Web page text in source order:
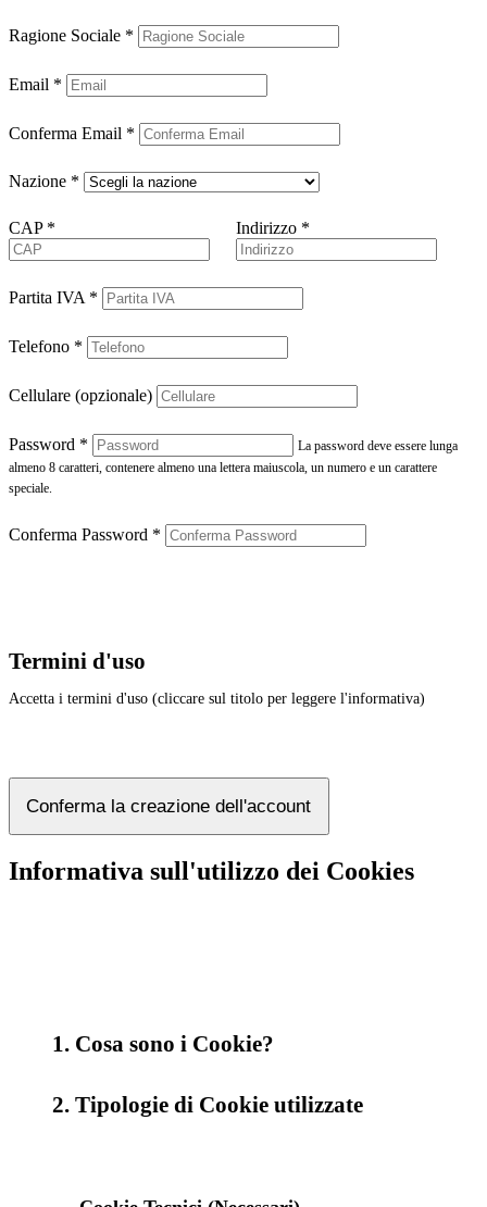
Ragione Sociale *
Email *
Conferma Email *
Nazione *
CAP * Indirizzo *
Partita IVA *
Telefono *
Cellulare (opzionale)
Password *
La password deve essere lunga
almeno 8 caratteri, contenere almeno una lettera maiuscola, un numero e un carattere
speciale.
Conferma Password *
Termini d'uso
Accetta i termini d'uso (cliccare sul titolo per leggere l'informativa)
Conferma la creazione dell'account
Informativa sull'utilizzo dei Cookies
1. Cosa sono i Cookie?
2. Tipologie di Cookie utilizzate